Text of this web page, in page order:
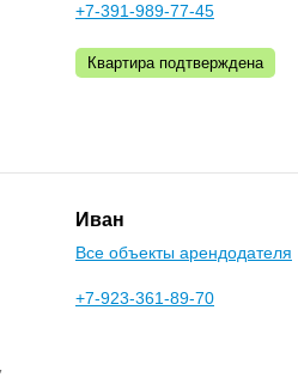
+7-391-989-77-45
Квартира подтверждена
Иван
Все объекты арендодателя
+7-923-361-89-70